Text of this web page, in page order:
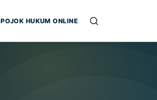
POJOK HUKUM ONLINE